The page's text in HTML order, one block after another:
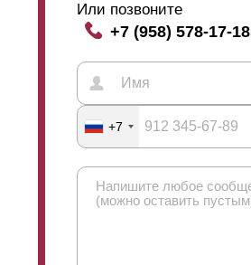
Или позвоните
+7 (958) 578-17-18
+7